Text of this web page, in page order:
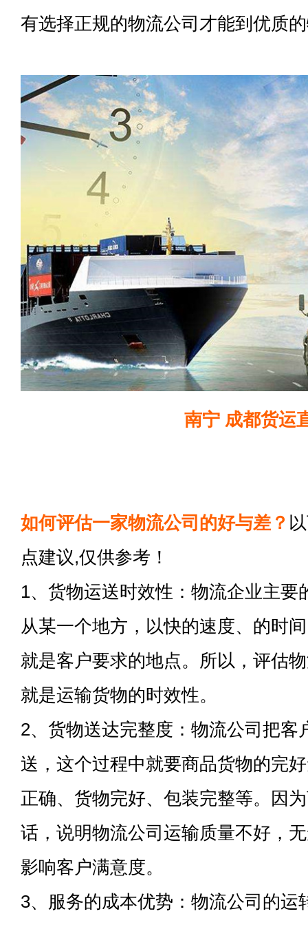
有选择正规的物流公司才能到优质
南宁 成都货运
如何评估一家物流公司的好与差？
点建议,仅供参考！
1、货物运送时效性：物流企业主要
从某一个地方，以快的速度、的时
就是客户要求的地点。所以，评估
就是运输货物的时效性。
2、货物送达完整度：物流公司把客
送，这个过程中就要商品货物的完
正确、货物完好、包装完整等。因
话，说明物流公司运输质量不好，
影响客户满意度。
3、服务的成本优势：物流公司的运